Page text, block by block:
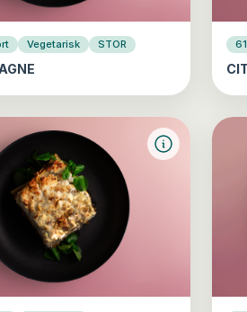
Vegetarisk STOR